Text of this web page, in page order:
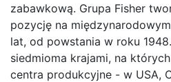
zabawkową. Grupa Fisher
pozycję na
lat, od powstania w roku
siedmioma krajami, na
centra produkcyjne - w USA,